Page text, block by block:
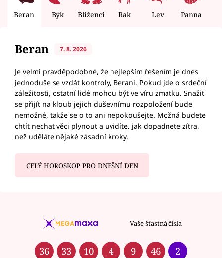
Beran Býk Blíženci Rak Lev Panna
Beran 7. 8. 2026
Je velmi pravděpodobné, že nejlepším řešením je dnes
jednoduše se vzdát kontroly, Berani. Pokud jde o srdeční
záležitosti, ostatní lidé mohou být ve víru zmatku. Snažit
se přijít na kloub jejich duševnímu rozpoložení bude
nemožné, takže se o to ani nepokoušejte. Možná budete
chtít nechat věci plynout a uvidíte, jak dopadnete zítra,
než uděláte nějaké zásadní kroky.
CELÝ HOROSKOP PRO DNEŠNÍ DEN
Vaše šťastná čísla
36 33 10 4 9 46 2